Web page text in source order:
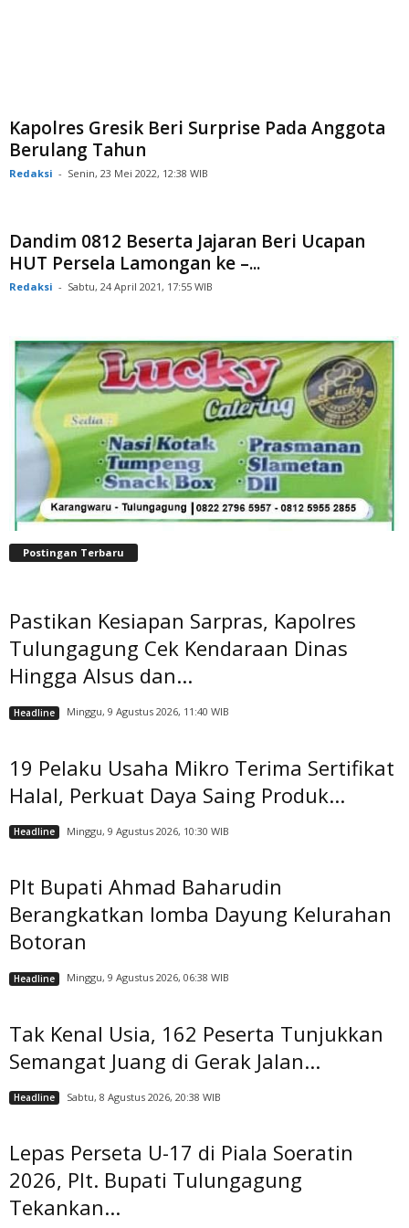
Kapolres Gresik Beri Surprise Pada Anggota
Berulang Tahun
Redaksi - Senin, 23 Mei 2022, 12:38 WIB
Dandim 0812 Beserta Jajaran Beri Ucapan
HUT Persela Lamongan ke –...
Redaksi - Sabtu, 24 April 2021, 17:55 WIB
Postingan Terbaru
Pastikan Kesiapan Sarpras, Kapolres
Tulungagung Cek Kendaraan Dinas
Hingga Alsus dan...
Headline Minggu, 9 Agustus 2026, 11:40 WIB
19 Pelaku Usaha Mikro Terima Sertifikat
Halal, Perkuat Daya Saing Produk...
Headline Minggu, 9 Agustus 2026, 10:30 WIB
Plt Bupati Ahmad Baharudin
Berangkatkan lomba Dayung Kelurahan
Botoran
Headline Minggu, 9 Agustus 2026, 06:38 WIB
Tak Kenal Usia, 162 Peserta Tunjukkan
Semangat Juang di Gerak Jalan...
Headline Sabtu, 8 Agustus 2026, 20:38 WIB
Lepas Perseta U-17 di Piala Soeratin
2026, Plt. Bupati Tulungagung
Tekankan...